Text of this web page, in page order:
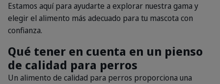
Estamos aquí para ayudarte a explorar nuestra gama y
elegir el alimento más adecuado para tu mascota con
confianza.
Qué tener en cuenta en un pienso
de calidad para perros
Un alimento de calidad para perros proporciona una